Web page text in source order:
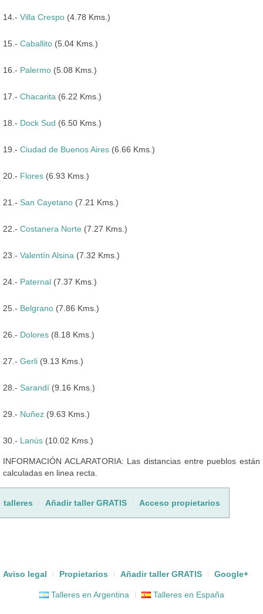
14.- Villa Crespo (4.78 Kms.)
15.- Caballito (5.04 Kms.)
16.- Palermo (5.08 Kms.)
17.- Chacarita (6.22 Kms.)
18.- Dock Sud (6.50 Kms.)
19.- Ciudad de Buenos Aires (6.66 Kms.)
20.- Flores (6.93 Kms.)
21.- San Cayetano (7.21 Kms.)
22.- Costanera Norte (7.27 Kms.)
23.- Valentín Alsina (7.32 Kms.)
24.- Paternal (7.37 Kms.)
25.- Belgrano (7.86 Kms.)
26.- Dolores (8.18 Kms.)
27.- Gerli (9.13 Kms.)
28.- Sarandí (9.16 Kms.)
29.- Nuñez (9.63 Kms.)
30.- Lanús (10.02 Kms.)
INFORMACIÓN ACLARATORIA: Las distancias entre pueblos están
calculadas en linea recta.
talleres Añadir taller GRATIS Acceso propietarios
Aviso legal Propietarios Añadir taller GRATIS Google+
Talleres en Argentina Talleres en España